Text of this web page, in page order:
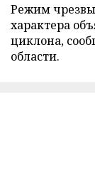
Режим
характера
циклона,
области.